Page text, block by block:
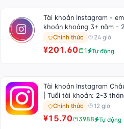
Tài khoản Instagram -
khoản khoảng 3+ năm -
Chính thức 24 giờ
¥201.60 1 Tự động
Tài khoản Instagram
| Tuổi tài khoản: 2-3
Chính thức 12 giờ
¥15.70 3988 Tự động